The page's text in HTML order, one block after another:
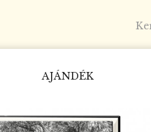
AJÁNDÉK